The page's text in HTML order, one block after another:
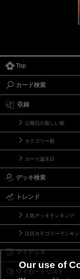
Top
カード検索
収録
公開日の新しい順
カテゴリー順
カード誕生日
デッキ検索
トレンド
人気デッキランキング
注目カテゴリーランキ
マイデッキ
マイカードリスト
Our use of